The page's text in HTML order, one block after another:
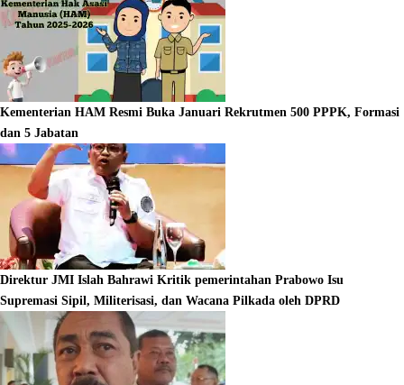
Kementerian HAM Resmi Buka Januari Rekrutmen 500 PPPK, Formasi
dan 5 Jabatan
Direktur JMI Islah Bahrawi Kritik pemerintahan Prabowo Isu
Supremasi Sipil, Militerisasi, dan Wacana Pilkada oleh DPRD